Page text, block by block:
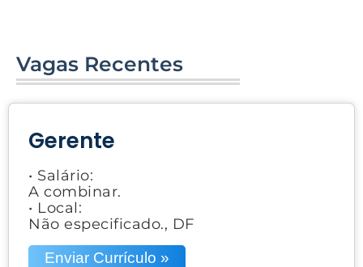
Vagas Recentes
Gerente
• Salário:
A combinar.
• Local:
Não especificado., DF
Enviar Currículo »